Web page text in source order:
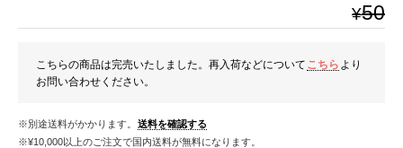
¥50
こちらの商品は完売いたしました。再入荷などについて こちら より
お問い合わせください。
※別途送料がかかります。 送料を確認する
※¥10,000以上のご注文で国内送料が無料になります。